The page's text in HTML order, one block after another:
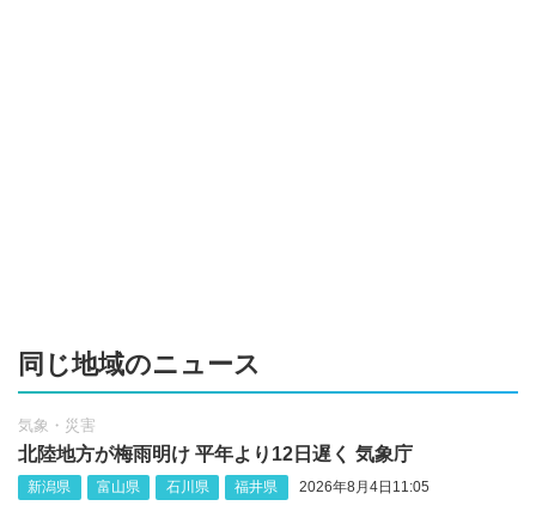
同じ地域のニュース
気象・災害
北陸地方が梅雨明け 平年より12日遅く 気象庁
新潟県 富山県 石川県 福井県 2026年8月4日11:05